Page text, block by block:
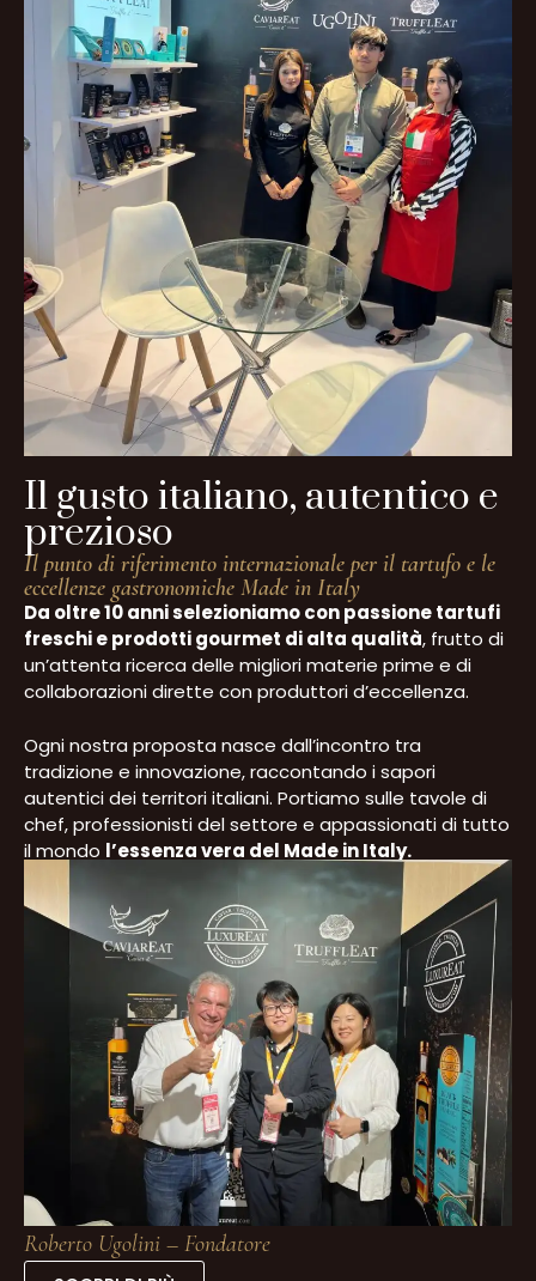
Il gusto italiano, autentico e
prezioso
Il punto di riferimento internazionale per il tartufo e le
eccellenze gastronomiche Made in Italy
Da oltre 10 anni selezioniamo con passione tartufi
freschi e prodotti gourmet di alta qualità, frutto di
un’attenta ricerca delle migliori materie prime e di
collaborazioni dirette con produttori d’eccellenza.
Ogni nostra proposta nasce dall’incontro tra
tradizione e innovazione, raccontando i sapori
autentici dei territori italiani. Portiamo sulle tavole di
chef, professionisti del settore e appassionati di tutto
il mondo l’essenza vera del Made in Italy.
Roberto Ugolini – Fondatore